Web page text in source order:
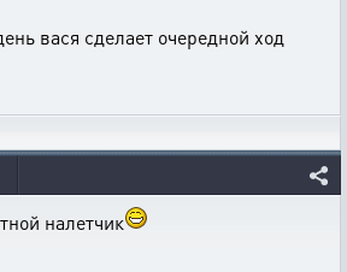
вася сделает очередной ход
налетчик